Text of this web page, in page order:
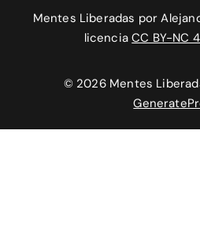
Mentes Liberadas por
licenciaCC BY-NC
© 2026 Mentes